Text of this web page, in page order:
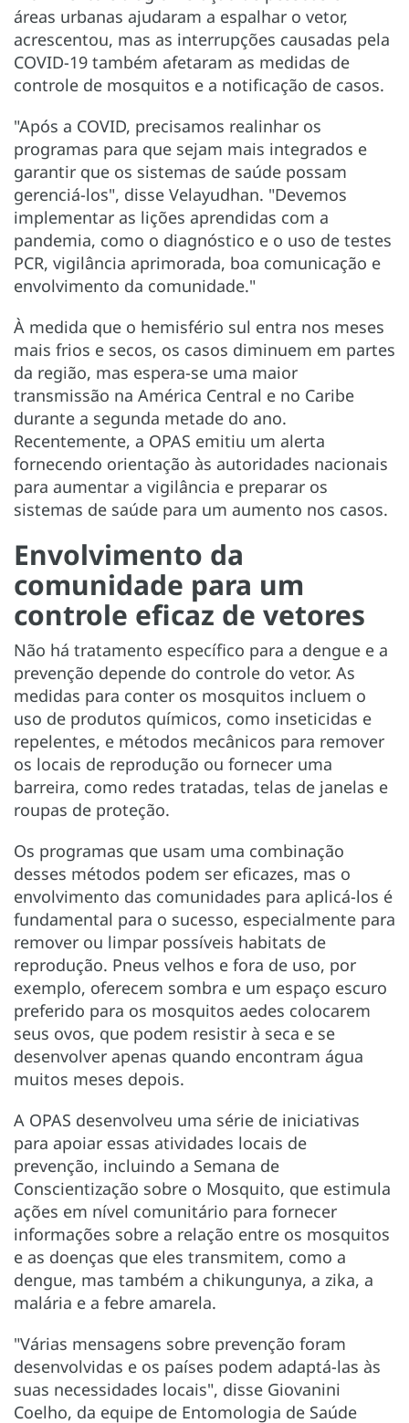
áreas urbanas ajudaram a espalhar o vetor,
acrescentou, mas as interrupções causadas pela
COVID-19 também afetaram as medidas de
controle de mosquitos e a notificação de casos.
"Após a COVID, precisamos realinhar os
programas para que sejam mais integrados e
garantir que os sistemas de saúde possam
gerenciá-los", disse Velayudhan. "Devemos
implementar as lições aprendidas com a
pandemia, como o diagnóstico e o uso de testes
PCR, vigilância aprimorada, boa comunicação e
envolvimento da comunidade."
À medida que o hemisfério sul entra nos meses
mais frios e secos, os casos diminuem em partes
da região, mas espera-se uma maior
transmissão na América Central e no Caribe
durante a segunda metade do ano.
Recentemente, a OPAS emitiu um alerta
fornecendo orientação às autoridades nacionais
para aumentar a vigilância e preparar os
sistemas de saúde para um aumento nos casos.
Envolvimento da
comunidade para um
controle eficaz de vetores
Não há tratamento específico para a dengue e a
prevenção depende do controle do vetor. As
medidas para conter os mosquitos incluem o
uso de produtos químicos, como inseticidas e
repelentes, e métodos mecânicos para remover
os locais de reprodução ou fornecer uma
barreira, como redes tratadas, telas de janelas e
roupas de proteção.
Os programas que usam uma combinação
desses métodos podem ser eficazes, mas o
envolvimento das comunidades para aplicá-los é
fundamental para o sucesso, especialmente para
remover ou limpar possíveis habitats de
reprodução. Pneus velhos e fora de uso, por
exemplo, oferecem sombra e um espaço escuro
preferido para os mosquitos aedes colocarem
seus ovos, que podem resistir à seca e se
desenvolver apenas quando encontram água
muitos meses depois.
A OPAS desenvolveu uma série de iniciativas
para apoiar essas atividades locais de
prevenção, incluindo a Semana de
Conscientização sobre o Mosquito, que estimula
ações em nível comunitário para fornecer
informações sobre a relação entre os mosquitos
e as doenças que eles transmitem, como a
dengue, mas também a chikungunya, a zika, a
malária e a febre amarela.
"Várias mensagens sobre prevenção foram
desenvolvidas e os países podem adaptá-las às
suas necessidades locais", disse Giovanini
Coelho, da equipe de Entomologia de Saúde